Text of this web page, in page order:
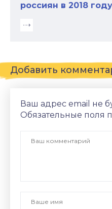
россиян в 2018 году
Добавить
Ваш адрес email не
Обязательные поля